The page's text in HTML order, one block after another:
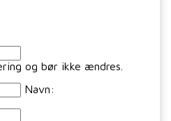
og bør ikke ændres.
Navn: